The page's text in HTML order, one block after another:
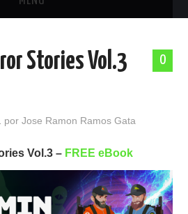
0
Stories Vol.3
porJose Ramon Ramos Gata
Vol.3 – FREE eBook